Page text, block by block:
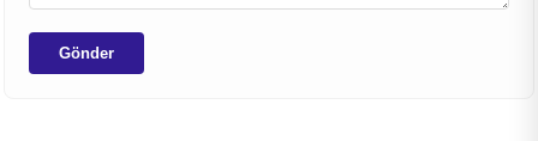
Gönder